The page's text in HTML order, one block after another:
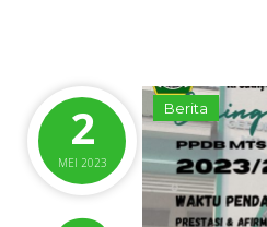
2
MEI 2023
Berita